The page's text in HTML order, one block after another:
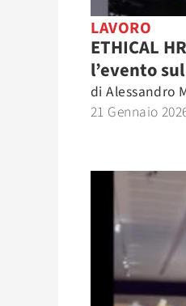
LAVORO
ETHICAL
l’evento
di Alessandro
21 Gennaio